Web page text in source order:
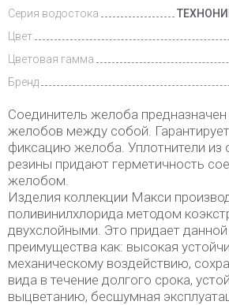
Серия водостока
Цвет
Цветовая гамма
Бренд
Соединитель желоба
желобов между собой.
фиксацию желоба. Уплотнители из
резины придают герметичность
желобом.
Изделия коллекции Макси
поливинилхлорида методом
двухслойными. Это придает данной
преимущества как: высокая
механическому воздействию,
вида в течение долгого срока,
выцветанию, бесшумная